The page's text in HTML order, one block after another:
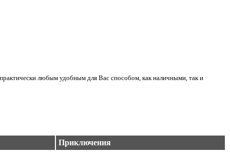
любым удобным для Вас способом, как наличными, так и
Приключения